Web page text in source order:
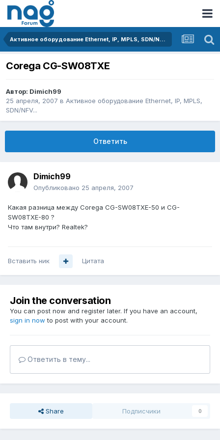
Активное оборудование Ethernet, IP, MPLS, SDN/NFV...
Corega CG-SW08TXE
Автор: Dimich99
25 апреля, 2007 в Активное оборудование Ethernet, IP, MPLS,
SDN/NFV...
Ответить
Dimich99
Опубликовано 25 апреля, 2007
Какая разница между Corega CG-SW08TXE-50 и CG-
SW08TXE-80 ?
Что там внутри? Realtek?
Вставить ник Цитата
Join the conversation
You can post now and register later. If you have an account,
sign in now to post with your account.
Ответить в тему...
Share Подписчики 0